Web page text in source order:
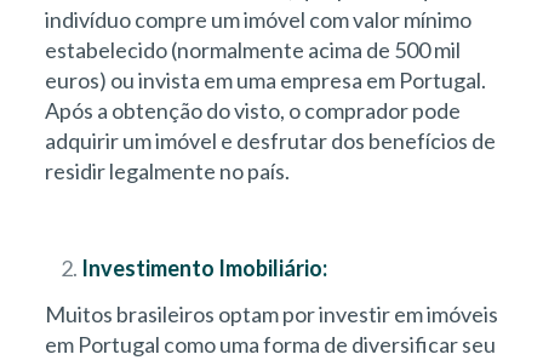
indivíduo compre um imóvel com valor mínimo
estabelecido (normalmente acima de 500 mil
euros) ou invista em uma empresa em Portugal.
Após a obtenção do visto, o comprador pode
adquirir um imóvel e desfrutar dos benefícios de
residir legalmente no país.
Investimento Imobiliário:
Muitos brasileiros optam por investir em imóveis
em Portugal como uma forma de diversificar seu